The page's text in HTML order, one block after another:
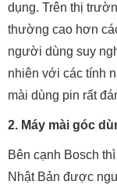
dụng. Trên thị
thường cao hơn
người dùng suy
nhiên với các tính
mài dùng pin rất
2. Máy mài góc
Bên cạnh Bosch
Nhật Bản được